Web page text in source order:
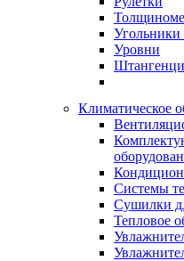
Уровни
Климатическое
Системы
Сушилки
Тепловое